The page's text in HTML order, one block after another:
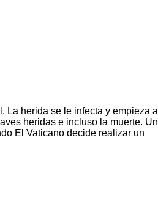
La herida se le infecta y empieza a
heridas e incluso la muerte. Un
El Vaticano decide realizar un